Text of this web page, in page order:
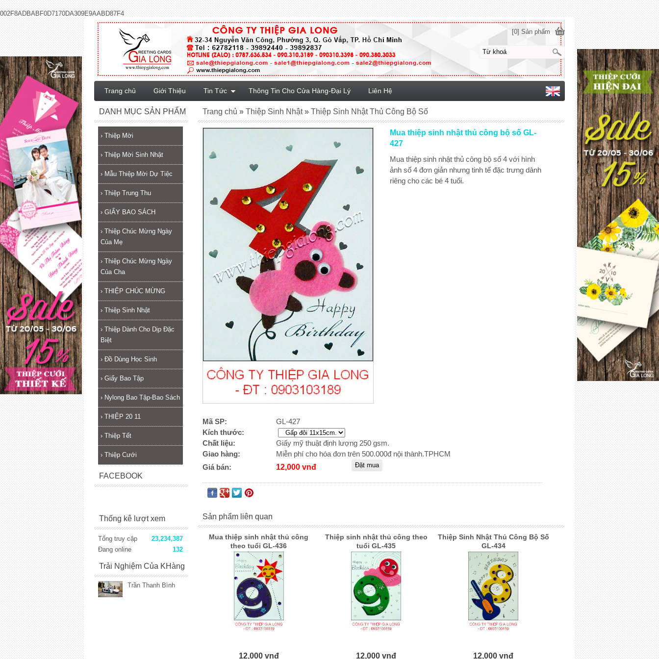
002F8ADBABF0D7170DA309E9AABD87F4
Mua thiệp sinh nhật thủ công bộ số GL-
427
Mua thiệp sinh nhật thủ công bộ số 4 với hình
ảnh số 4 đơn giản nhưng tinh tế đặc trưng dành
riêng cho các bé 4 tuổi.
Mã SP:
GL-427
Kích thước:
Chất liệu:
Giấy mỹ thuật định lượng 250 gsm.
Giao hàng:
Miễn phí cho hóa đơn trên 500.000đ nội thành.TPHCM
Giá bán:
12,000 vnđ
Sản phẩm liên quan
Mua thiệp sinh nhật thủ công
theo tuổi GL-436
12,000 vnđ
Thiệp sinh nhật thủ công theo
tuổi GL-435
12,000 vnđ
Thiệp Sinh Nhật Thủ Công Bộ Số
GL-434
12,000 vnđ
Trang chủ »Thiệp Sinh Nhật »Thiệp Sinh Nhật Thủ Công Bộ Số
DANH MỤC SẢN PHẨM
› Thiệp Mời
› Thiệp Mời Sinh Nhật
› Mẫu Thiệp Mời Dự Tiệc
› Thiệp Trung Thu
› GIẤY BAO SÁCH
› Thiệp Chúc Mừng Ngày
Của Mẹ
› Thiệp Chúc Mừng Ngày
Của Cha
› THIỆP CHÚC MỪNG
› Thiệp Sinh Nhật
› Thiệp Dành Cho Dịp Đặc
Biệt
› Đồ Dùng Học Sinh
› Giấy Bao Tập
› Nylong Bao Tập-Bao Sách
› THIỆP 20 11
› Thiệp Tết
› Thiệp Cưới
FACEBOOK
Thống kê lượt xem
Tổng truy cập
23,234,387
Đang online
132
Trải Nghiệm Của KHàng
Trần Thanh Bình
[0] Sản phẩm
Trang chủ Giới Thiệu Tin Tức Thông Tin Cho Cửa Hàng-Đại Lý Liên Hệ